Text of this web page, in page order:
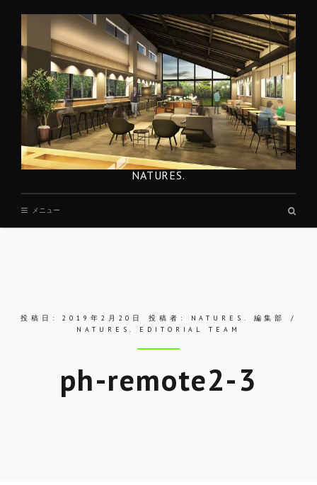
NATURES.
メニュー
ボ
投稿日:2019年2月20日 投稿者:
NATURES. 編集部 /
NATURES. EDITORIAL TEAM
ph-remote2-3